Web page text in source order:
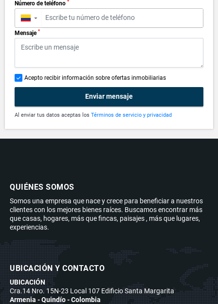
Número de teléfono *
▼
Mensaje *
Acepto recibir información sobre ofertas inmobiliarias
Enviar mensaje
Al enviar tus datos aceptas los Términos de servicio y privacidad
QUIÉNES SOMOS
Somos una empresa que nace y crece para beneficiar a nuestros
clientes con los mejores bienes raíces. Buscamos encontrar más
que casas, hogares, más que fincas, paisajes , más que lugares,
experiencias.
UBICACIÓN Y CONTACTO
UBICACIÓN
Cra.14 Nro. 15N-23 Local 107 Edificio Santa Margarita
Armenia - Quindío - Colombia